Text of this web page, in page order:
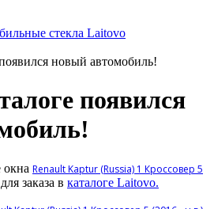
стекла Laitovo
новый автомобиль!
появился
Renault Kaptur (Russia) 1 Кроссовер 5
заказа в каталоге Laitovo.